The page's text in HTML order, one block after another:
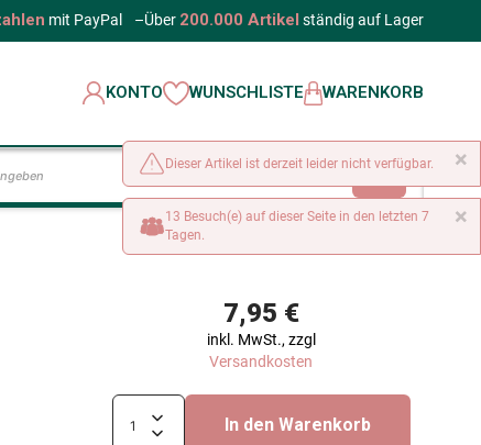
mit PayPal –Über 200.000 Artikel ständig auf Lager
KONTO WUNSCHLISTE WARENKORB
7,95 €
inkl. MwSt., zzgl
Versandkosten
In den Warenkorb
×
Dieser Artikel ist derzeit leider nicht verfügbar.
×
13 Besuch(e) auf dieser Seite in den letzten 7
Tagen.